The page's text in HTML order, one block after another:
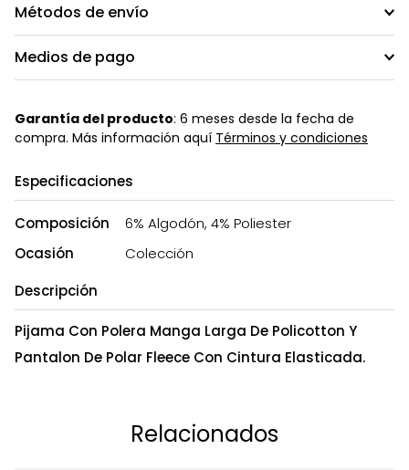
Métodos de envío
Medios de pago
Garantía del producto: 6 meses desde la fecha de
compra. Más información aquí Términos y condiciones
Especificaciones
Composición
6% Algodón, 4% Poliester
Ocasión
Colección
Descripción
Pijama Con Polera Manga Larga De Policotton Y
Pantalon De Polar Fleece Con Cintura Elasticada.
Relacionados